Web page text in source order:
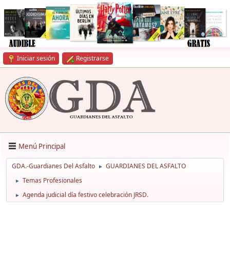
Iniciar sesión Registrarse
Menú Principal
GDA.-Guardianes Del Asfalto ► GUARDIANES DEL ASFALTO
► Temas Profesionales
► Agenda judicial día festivo celebración JRSD.